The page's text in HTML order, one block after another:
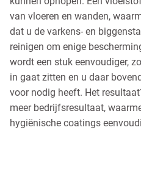
van vloeren en wanden,
dat u de varkens- en
reinigen om enige
wordt een stuk eenvoudiger,
in gaat zitten en u daar
voor nodig heeft. Het
meer bedrijfsresultaat,
hygiënische coatings